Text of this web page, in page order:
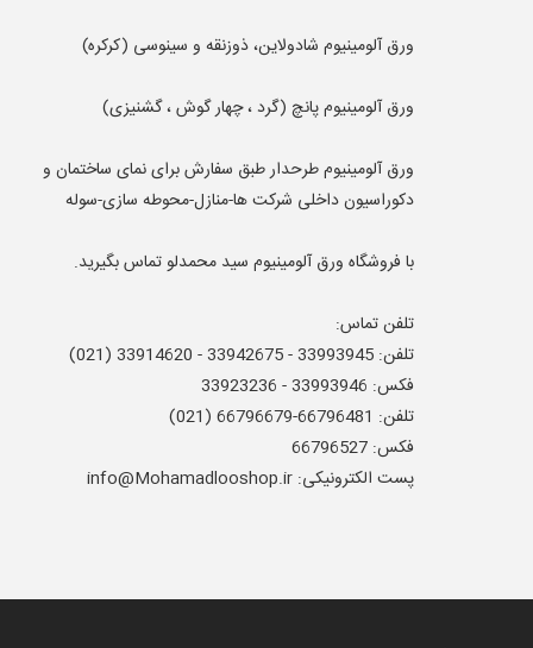
ورق آلومينيوم شادولاين، ذوزنقه و سينوسی (کرکره)
ورق آلومينيوم پانچ (گرد ، چهار گوش ، گشنيزی)
ورق آلومينيوم طرحدار طبق سفارش برای نمای ساختمان و
دکوراسيون داخلی شرکت ها-منازل-محوطه سازی-سوله
با فروشگاه ورق آلومینیوم سید محمدلو تماس بگیرید.
تلفن تماس:
تلفن: 33993945 - 33942675 - 33914620 (021)
فکس: 33993946 - 33923236
تلفن: 66796481-66796679 (021)
فکس: 66796527
پست الکترونیکی: info@Mohamadlooshop.ir